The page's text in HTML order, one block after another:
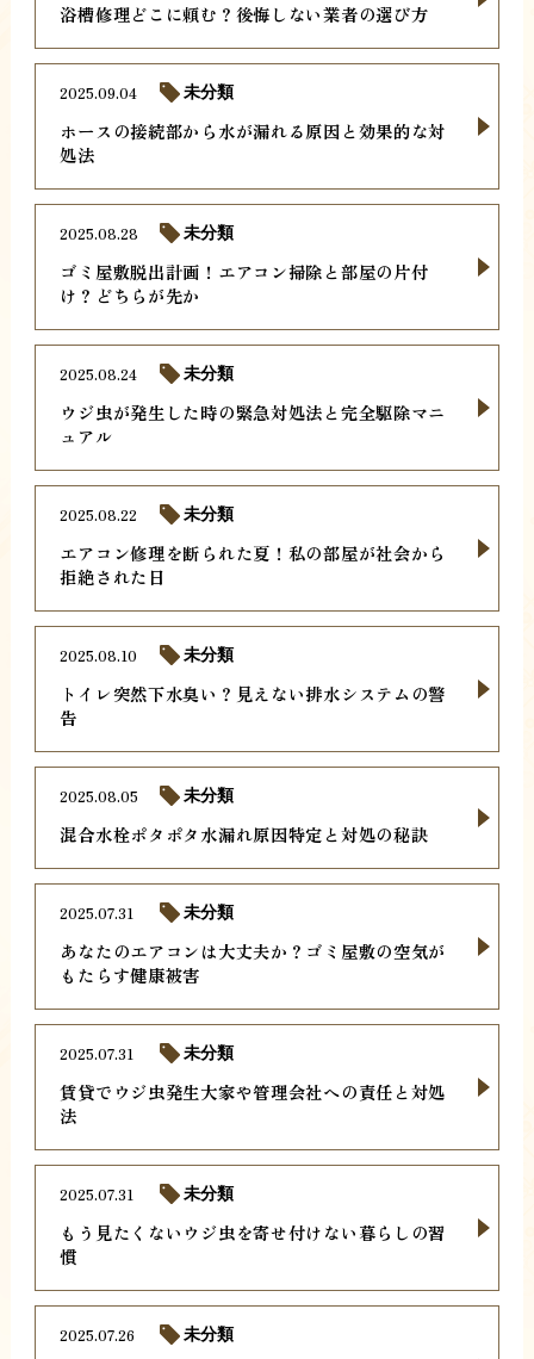
浴槽修理どこに頼む？後悔しない業者の選び方
ホースの接続部から水が漏れる原因と効果的な対
処法
2025.09.04 未分類
ゴミ屋敷脱出計画！エアコン掃除と部屋の片付
け？どちらが先か
2025.08.28 未分類
ウジ虫が発生した時の緊急対処法と完全駆除マニ
ュアル
2025.08.24 未分類
エアコン修理を断られた夏！私の部屋が社会から
拒絶された日
2025.08.22 未分類
トイレ突然下水臭い？見えない排水システムの警
告
2025.08.10 未分類
混合水栓ポタポタ水漏れ原因特定と対処の秘訣
2025.08.05 未分類
あなたのエアコンは大丈夫か？ゴミ屋敷の空気が
もたらす健康被害
2025.07.31 未分類
賃貸でウジ虫発生大家や管理会社への責任と対処
法
2025.07.31 未分類
もう見たくないウジ虫を寄せ付けない暮らしの習
慣
2025.07.31 未分類
2025.07.26 未分類